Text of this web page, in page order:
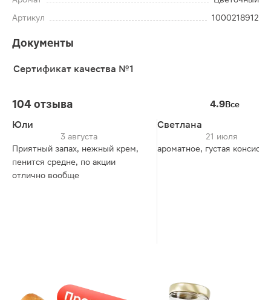
Артикул
1000218912
Документы
Сертификат качества №1
104 отзыва 4.9Все
Юли
3 августа
Приятный запах, нежный крем,
пенится средне, по акции
отлично вообще
Светлана
21 июля
ароматное, густая